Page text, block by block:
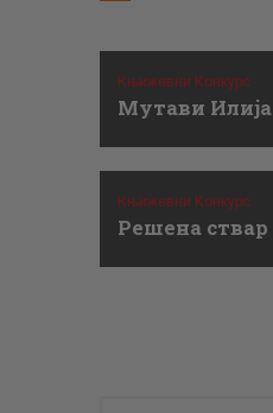
Књижевни Конкурс
Мутави Илија
Књижевни Конкурс
Решена ствар